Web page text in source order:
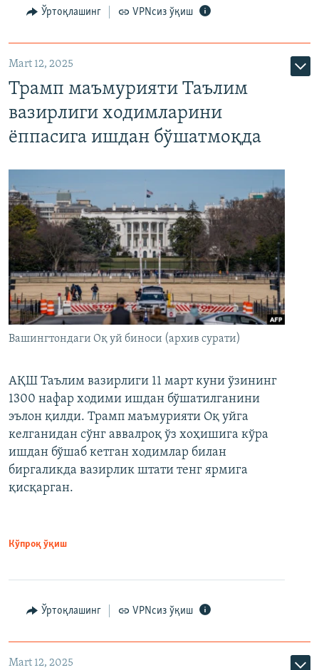
Ўртоқлашинг VPNсиз ўқиш
Mart 12, 2025
Трамп маъмурияти Таълим
вазирлиги ходимларини
ёппасига ишдан бўшатмоқда
Вашингтондаги Оқ уй биноси (архив сурати)
АҚШ Таълим вазирлиги 11 март куни ўзининг
1300 нафар ходими ишдан бўшатилганини
эълон қилди. Трамп маъмурияти Оқ уйга
келганидан сўнг аввалроқ ўз хоҳишига кўра
ишдан бўшаб кетган ходимлар билан
биргаликда вазирлик штати тенг ярмига
қисқарган.
Кўпроқ ўқиш
Ўртоқлашинг VPNсиз ўқиш
Mart 12, 2025